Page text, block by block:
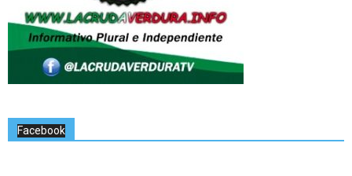
Facebook